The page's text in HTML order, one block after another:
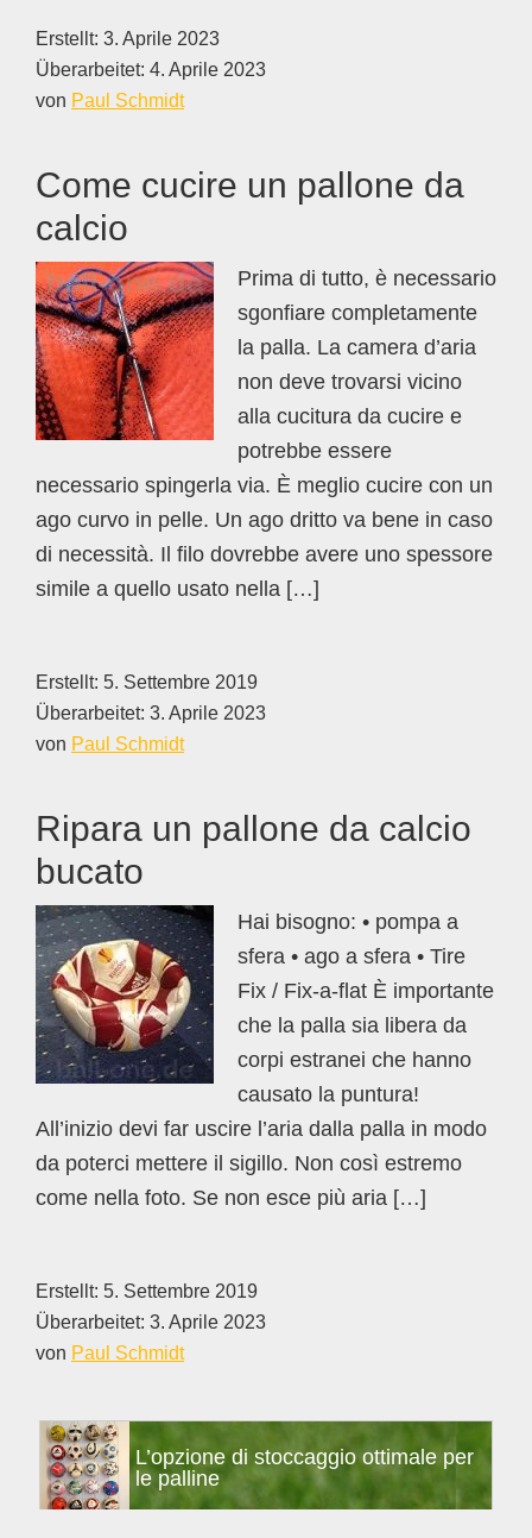
Erstellt: 3. Aprile 2023
Überarbeitet: 4. Aprile 2023
von Paul Schmidt
Come cucire un pallone da
calcio
Prima di tutto, è necessario
sgonfiare completamente
la palla. La camera d’aria
non deve trovarsi vicino
alla cucitura da cucire e
potrebbe essere
necessario spingerla via. È meglio cucire con un
ago curvo in pelle. Un ago dritto va bene in caso
di necessità. Il filo dovrebbe avere uno spessore
simile a quello usato nella […]
Erstellt: 5. Settembre 2019
Überarbeitet: 3. Aprile 2023
von Paul Schmidt
Ripara un pallone da calcio
bucato
Hai bisogno: • pompa a
sfera • ago a sfera • Tire
Fix / Fix-a-flat È importante
che la palla sia libera da
corpi estranei che hanno
causato la puntura!
All’inizio devi far uscire l’aria dalla palla in modo
da poterci mettere il sigillo. Non così estremo
come nella foto. Se non esce più aria […]
Erstellt: 5. Settembre 2019
Überarbeitet: 3. Aprile 2023
von Paul Schmidt
Barra
laterale
primaria
L’opzione di stoccaggio ottimale per
le palline